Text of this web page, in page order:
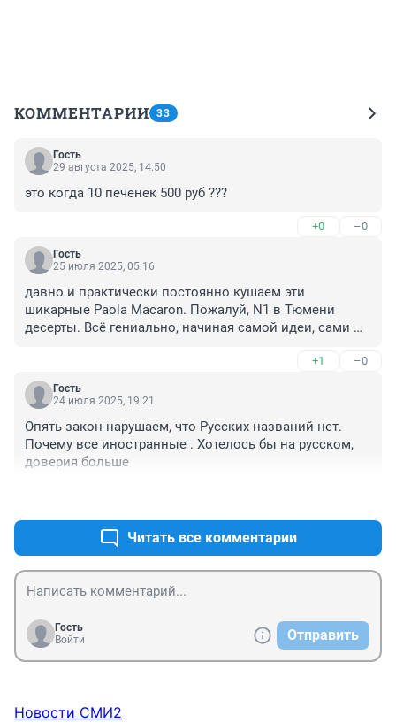
КОММЕНТАРИИ 33
Гость
29 августа 2025, 14:50
это когда 10 печенек 500 руб ???
+0 –0
Гость
25 июля 2025, 05:16
давно и практически постоянно кушаем эти
шикарные Paola Macaron. Пожалуй, N1 в Тюмени
десерты. Всё гениально, начиная самой идеи, сами
красивая упаковка. Бесподобный Подарок. Даже, сам
процесс покупки из автомата в ТЦ "Гудвин"... в этом
есть что-то увлекательно-таинственно-загадочное.
детей создаёт эти кулинарные произведения. От души
желаем успеха, проЦветания и пусть широко
распространяется лейбл "made in TYUMEN". Только
+1 –0
Гость
24 июля 2025, 19:21
Опять закон нарушаем, что Русских названий нет.
Почему все иностранные . Хотелось бы на русском,
доверия больше
Читать все комментарии
Гость
Войти
Отправить
Новости СМИ2